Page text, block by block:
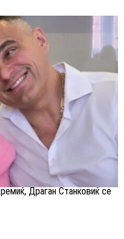
Драган Станковиќ се